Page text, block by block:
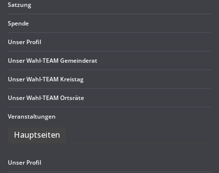
Sat­zung
Spende
Unser Pro­fil
Unser Wahl-TEAM Gemeinderat
Unser Wahl-TEAM Kreistag
Unser Wahl-TEAM Ortsräte
Ver­an­stal­tun­gen
Haupt­sei­ten
Unser Pro­fil